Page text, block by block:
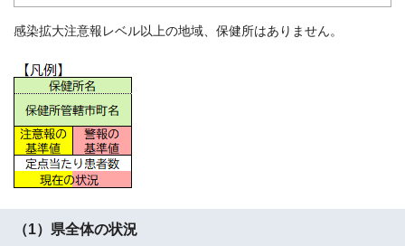
感染拡大注意報レベル以上の地域、保健所はありません。
（1）県全体の状況